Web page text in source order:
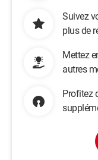
Suivez
plus de
Mettez
autres
Profitez